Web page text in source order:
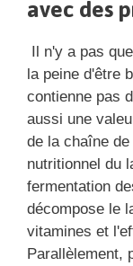
avec des
Il n'y a pas
la peine d'être
contienne pas
aussi une
de la chaîne
nutritionnel du
fermentation
décompose le
vitamines et
Parallèlement,